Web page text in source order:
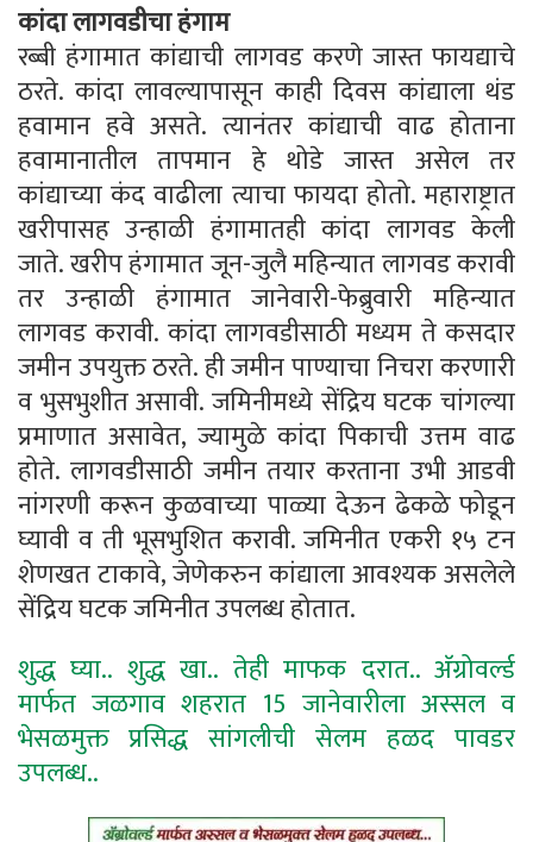
कांदा लागवडीचा हंगाम
रब्बी हंगामात कांद्याची लागवड करणे जास्त फायद्याचे
ठरते. कांदा लावल्यापासून काही दिवस कांद्याला थंड
हवामान हवे असते. त्यानंतर कांद्याची वाढ होताना
हवामानातील तापमान हे थोडे जास्त असेल तर
कांद्याच्या कंद वाढीला त्याचा फायदा होतो. महाराष्ट्रात
खरीपासह उन्हाळी हंगामातही कांदा लागवड केली
जाते. खरीप हंगामात जून-जुलै महिन्यात लागवड करावी
तर उन्हाळी हंगामात जानेवारी-फेब्रुवारी महिन्यात
लागवड करावी. कांदा लागवडीसाठी मध्यम ते कसदार
जमीन उपयुक्त ठरते. ही जमीन पाण्याचा निचरा करणारी
व भुसभुशीत असावी. जमिनीमध्ये सेंद्रिय घटक चांगल्या
प्रमाणात असावेत, ज्यामुळे कांदा पिकाची उत्तम वाढ
होते. लागवडीसाठी जमीन तयार करताना उभी आडवी
नांगरणी करून कुळवाच्या पाळ्या देऊन ढेकळे फोडून
घ्यावी व ती भूसभुशित करावी. जमिनीत एकरी १५ टन
शेणखत टाकावे, जेणेकरुन कांद्याला आवश्यक असलेले
सेंद्रिय घटक जमिनीत उपलब्ध होतात.
शुद्ध घ्या.. शुद्ध खा.. तेही माफक दरात.. अ‍ॅग्रोवर्ल्ड
मार्फत जळगाव शहरात 15 जानेवारीला अस्सल व
भेसळमुक्त प्रसिद्ध सांगलीची सेलम हळद पावडर
उपलब्ध..